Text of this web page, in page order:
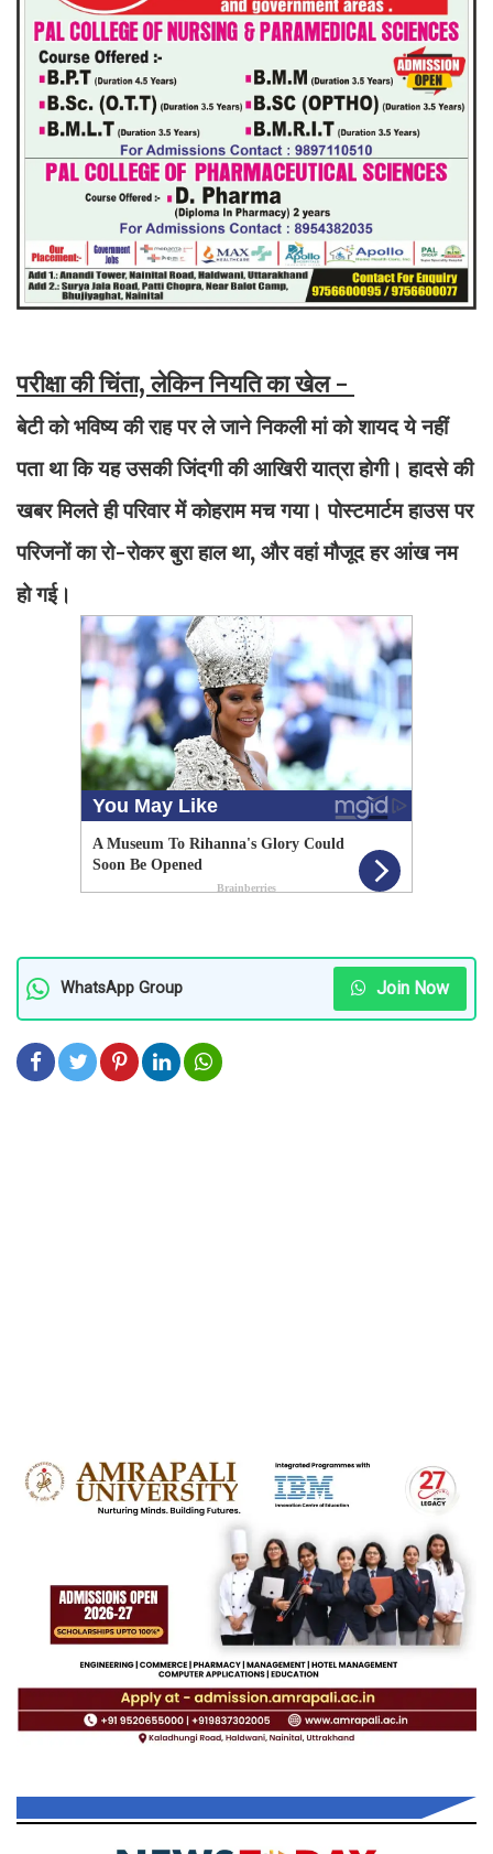
परीक्षा की चिंता, लेकिन नियति का खेल -
बेटी को भविष्य की राह पर ले जाने निकली मां को शायद ये नहीं
पता था कि यह उसकी जिंदगी की आखिरी यात्रा होगी। हादसे की
खबर मिलते ही परिवार में कोहराम मच गया। पोस्टमार्टम हाउस पर
परिजनों का रो-रोकर बुरा हाल था, और वहां मौजूद हर आंख नम
हो गई।
WhatsApp Group Join Now